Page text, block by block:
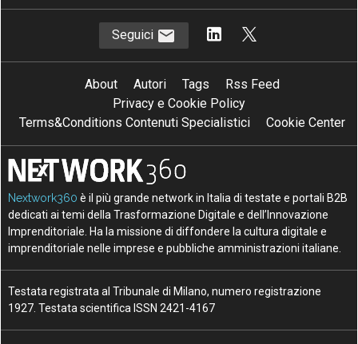
Seguici
About Autori Tags
Rss Feed
Privacy e Cookie Policy
Terms&Conditions Contenuti Specialistici
Cookie Center
Nextwork360 è il più grande network in Italia di testate e portali B2B
dedicati ai temi della Trasformazione Digitale e dell’Innovazione
Imprenditoriale. Ha la missione di diffondere la cultura digitale e
imprenditoriale nelle imprese e pubbliche amministrazioni italiane.
Testata registrata al Tribunale di Milano, numero registrazione
1927. Testata scientifica ISSN 2421-4167